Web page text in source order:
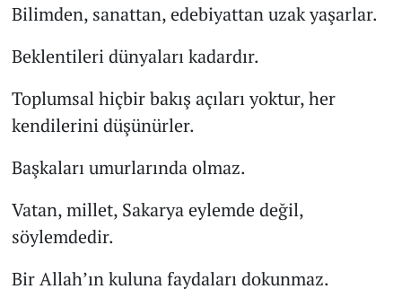
Bilimden, sanattan, edebiyattan uzak yaşarlar.
Beklentileri dünyaları kadardır.
Toplumsal hiçbir bakış açıları yoktur, her
kendilerini düşünürler.
Başkaları umurlarında olmaz.
Vatan, millet, Sakarya eylemde değil,
söylemdedir.
Bir Allah’ın kuluna faydaları dokunmaz.